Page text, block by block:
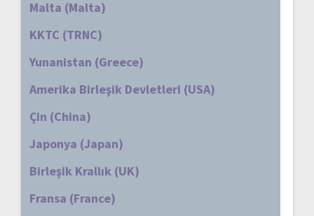
Malta (Malta)
KKTC (TRNC)
Yunanistan (Greece)
Amerika Birleşik Devletleri (USA)
Çin (China)
Japonya (Japan)
Birleşik Krallık (UK)
Fransa (France)